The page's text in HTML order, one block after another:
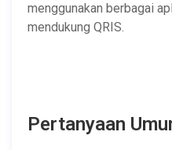
menggunakan berbagai
mendukung QRIS.
Pertanyaan